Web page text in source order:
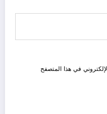
في هذا المتصفح